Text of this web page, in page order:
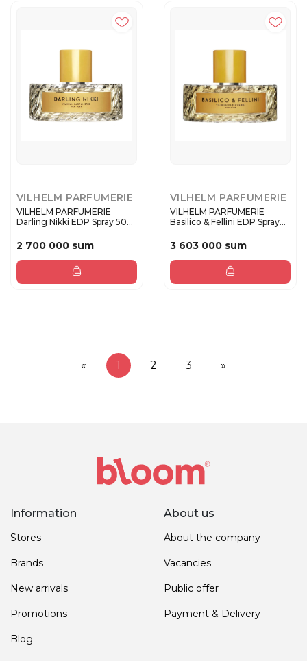
VILHELM PARFUMERIE
VILHELM PARFUMERIE
Darling Nikki EDP Spray 50
2 700 000 sum
VILHELM PARFUMERIE
VILHELM PARFUMERIE
Basilico & Fellini EDP Spray
3 603 000 sum
« 1 2 3 »
Information
Stores
Brands
New arrivals
Promotions
Blog
About us
About the company
Vacancies
Public offer
Payment & Delivery